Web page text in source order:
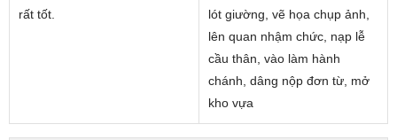
rất tốt.
lót giường, vẽ họa chụp ảnh,
lên quan nhậm chức, nạp lễ
cầu thân, vào làm hành
chánh, dâng nộp đơn từ, mở
kho vựa